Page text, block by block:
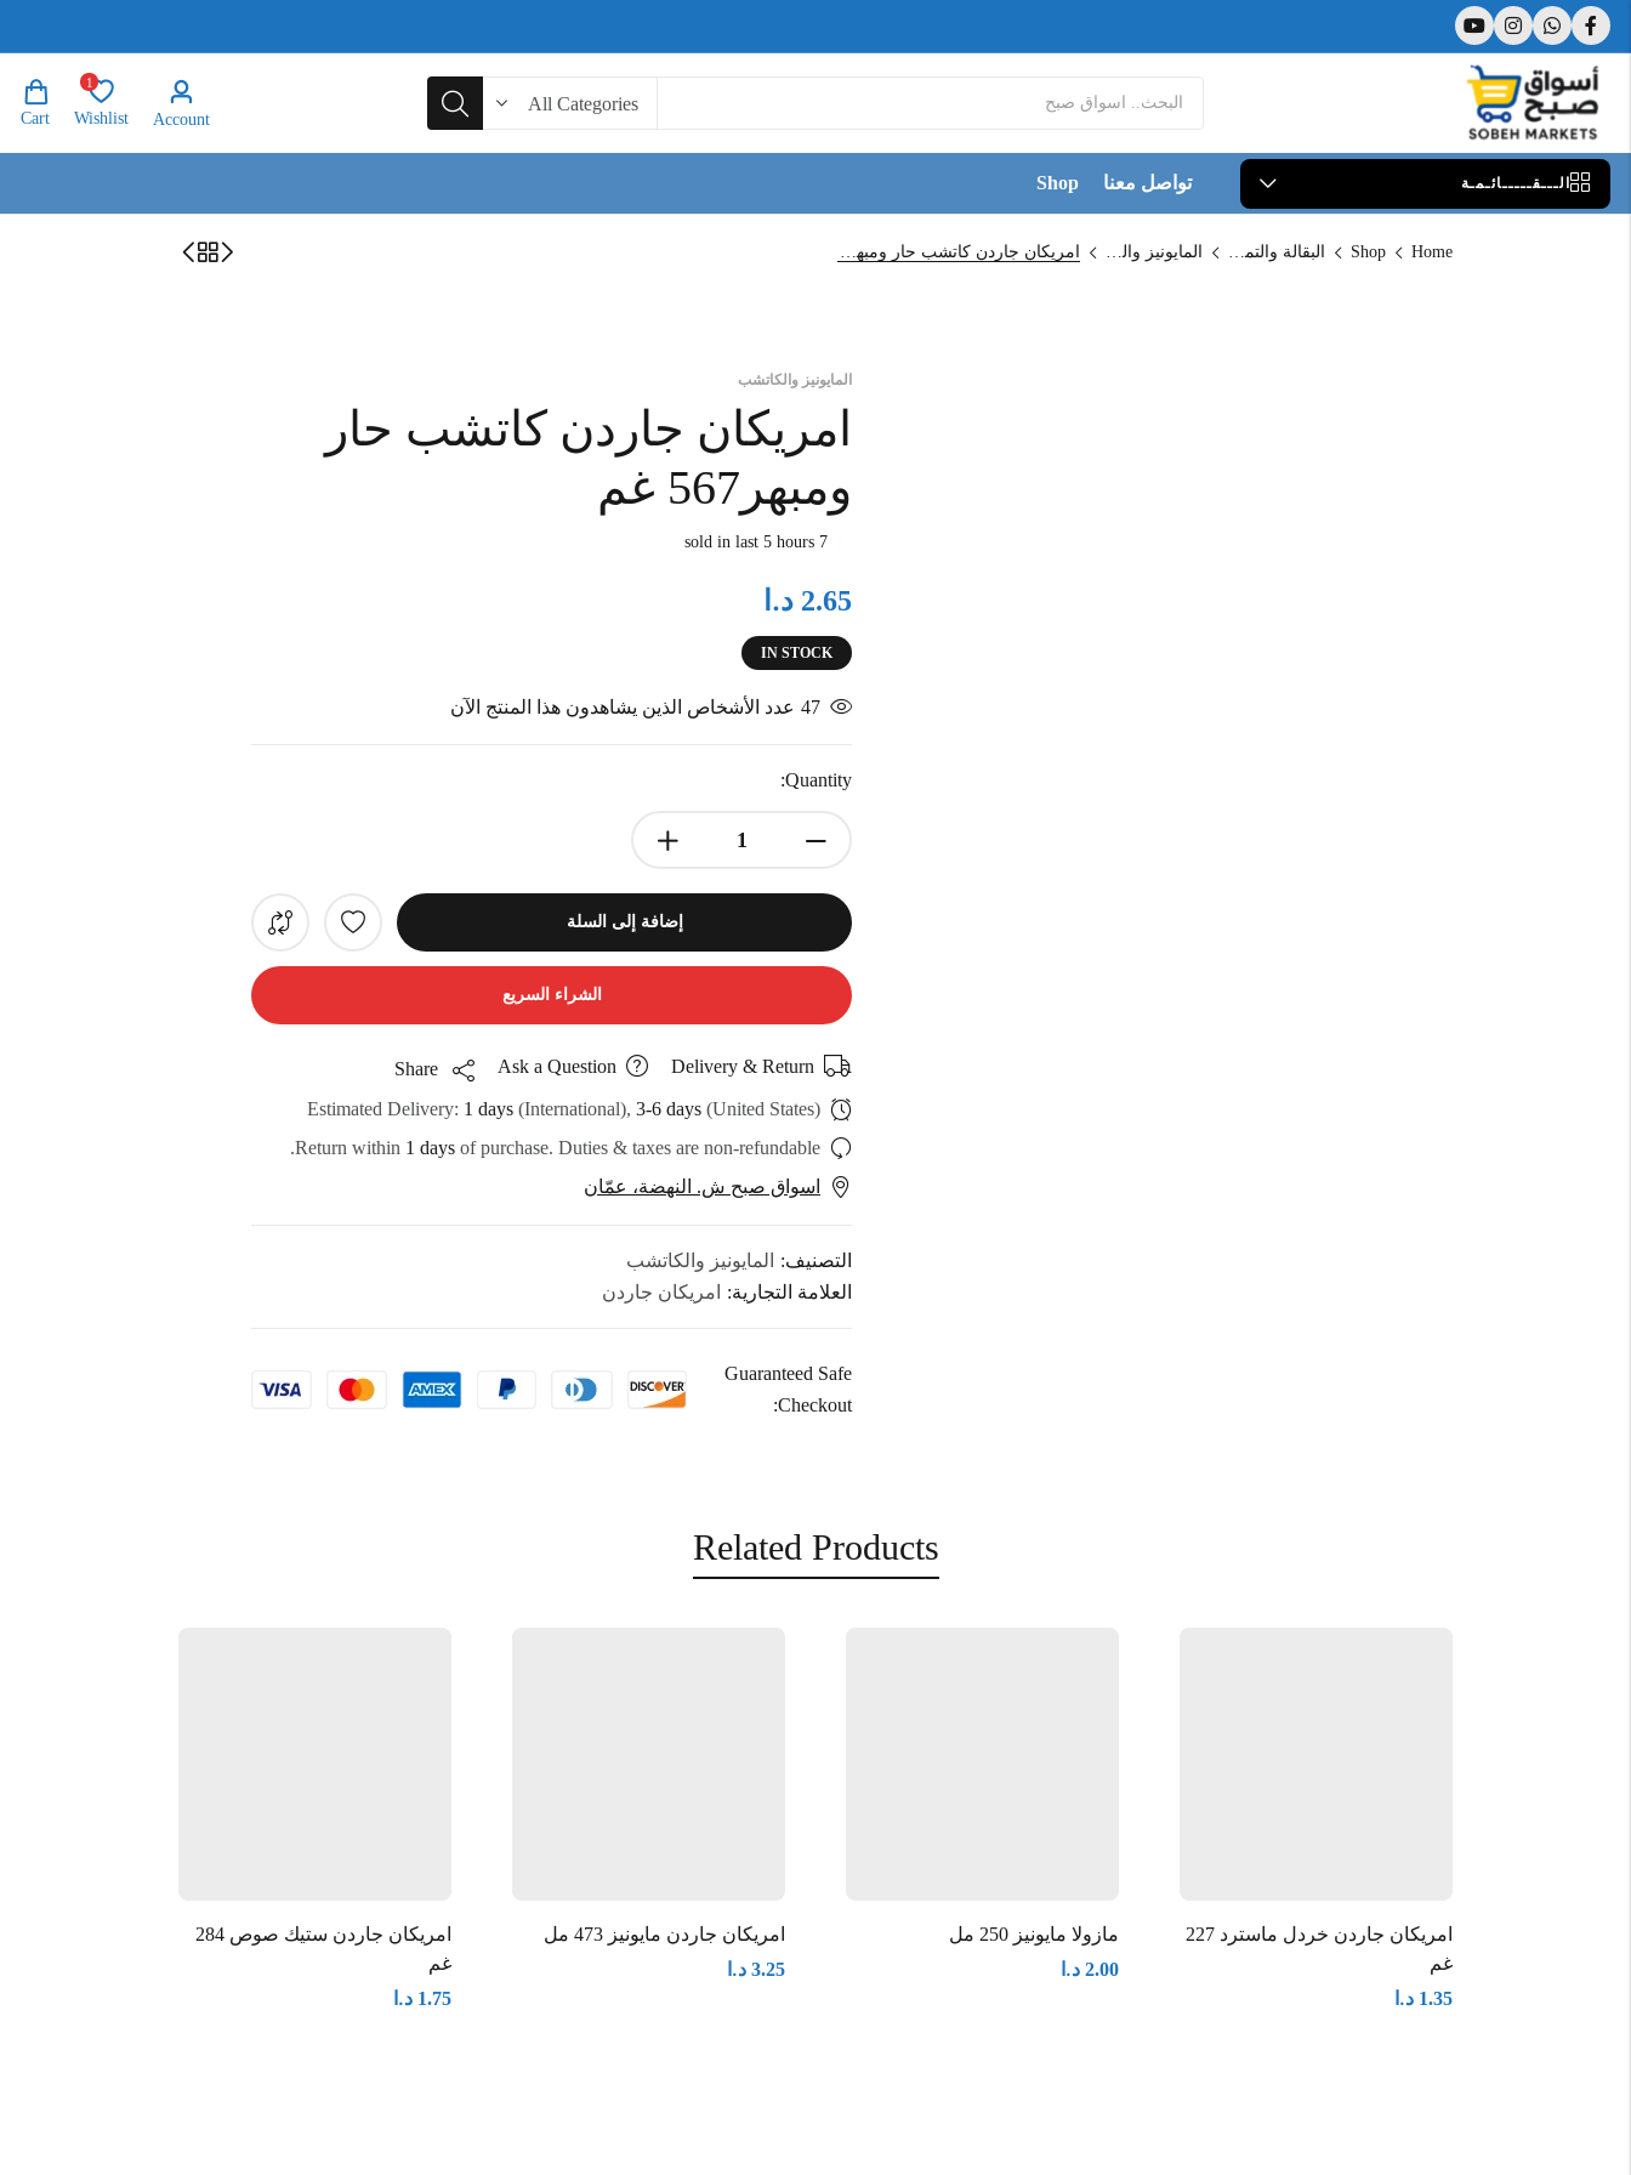
Account
1
Wishlist
Cart
الـــقـــــائـمـة تواصل معنا Shop
Home
Shop البقالة والتموين المايونيز والكاتشب امريكان جاردن كاتشب حار ومبهر567 غم
المايونيز والكاتشب
امريكان جاردن كاتشب حار
ومبهر567 غم
7 sold in last 5 hours
2.65 د.ا
IN STOCK
47 عدد الأشخاص الذين يشاهدون هذا المنتج الآن
Quantity:
إضافة إلى السلة
الشراء السريع
Delivery & Return
Ask a Question
Share
Estimated Delivery: 1 days (International), 3-6 days (United States)
Return within 1 days of purchase. Duties & taxes are non-refundable.
اسواق صبح ش. النهضة، عمّان
التصنيف:
المايونيز والكاتشب
العلامة التجارية:
امريكان جاردن
Guaranteed Safe
Checkout:
Related Products
امريكان جاردن خردل ماسترد 227
غم
1.35 د.ا
مازولا مايونيز 250 مل
2.00 د.ا
امريكان جاردن مايونيز 473 مل
3.25 د.ا
امريكان جاردن ستيك صوص 284
غم
1.75 د.ا